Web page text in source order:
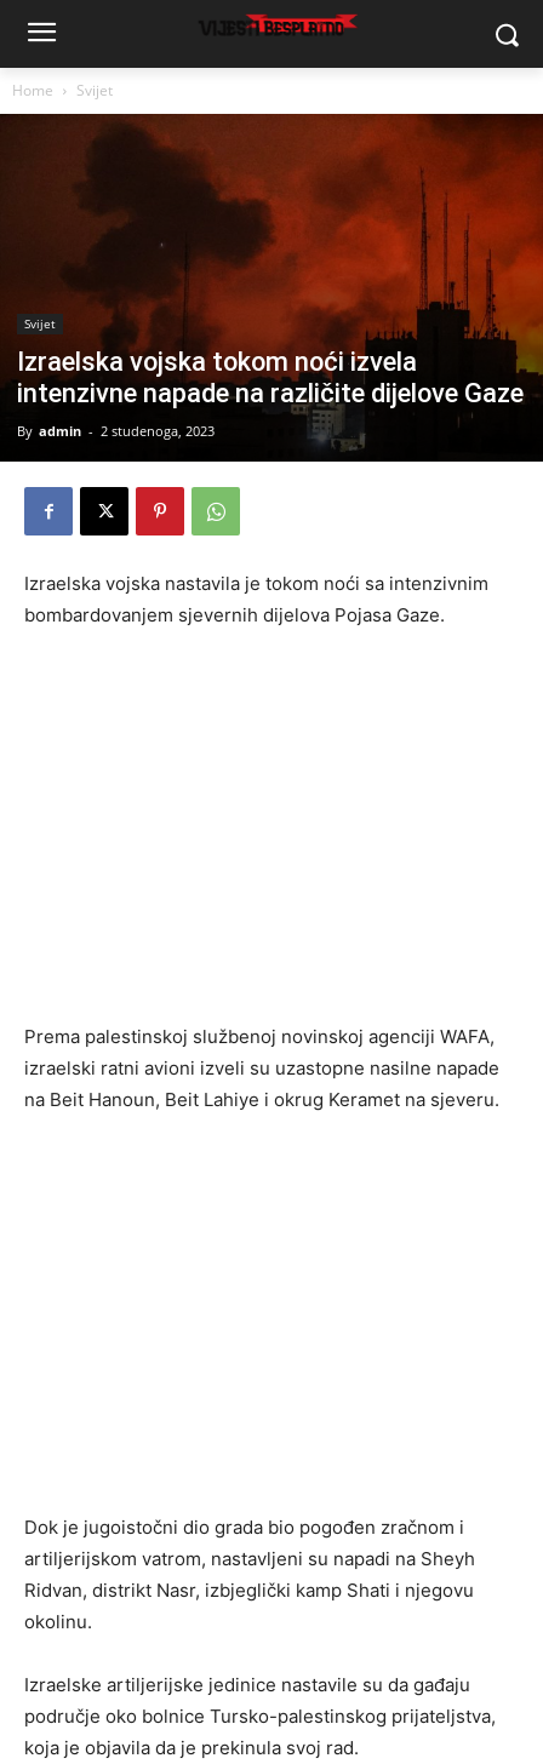
Home Svijet
Svijet
Izraelska vojska tokom noći izvela
intenzivne napade na različite dijelove Gaze
By admin - 2 studenoga, 2023
Izraelska vojska nastavila je tokom noći sa intenzivnim
bombardovanjem sjevernih dijelova Pojasa Gaze.
Prema palestinskoj službenoj novinskoj agenciji WAFA,
izraelski ratni avioni izveli su uzastopne nasilne napade
na Beit Hanoun, Beit Lahiye i okrug Keramet na sjeveru.
Dok je jugoistočni dio grada bio pogođen zračnom i
artiljerijskom vatrom, nastavljeni su napadi na Sheyh
Ridvan, distrikt Nasr, izbjeglički kamp Shati i njegovu
okolinu.
Izraelske artiljerijske jedinice nastavile su da gađaju
područje oko bolnice Tursko-palestinskog prijateljstva,
koja je objavila da je prekinula svoj rad.